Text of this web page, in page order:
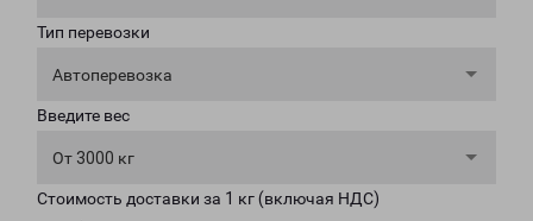
Тип перевозки
Автоперевозка
Введите вес
От 3000 кг
Стоимость доставки за 1 кг (включая НДС)